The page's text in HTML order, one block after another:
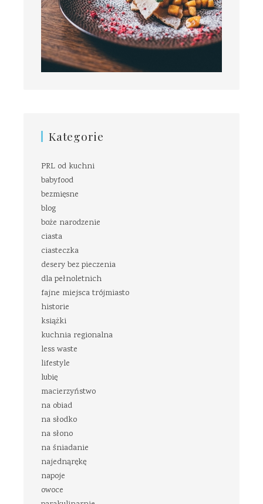
Kategorie
PRL od kuchni
babyfood
bezmięsne
blog
boże narodzenie
ciasta
ciasteczka
desery bez pieczenia
dla pełnoletnich
fajne miejsca trójmiasto
historie
książki
kuchnia regionalna
less waste
lifestyle
lubię
macierzyństwo
na obiad
na słodko
na słono
na śniadanie
najednąrękę
napoje
owoce